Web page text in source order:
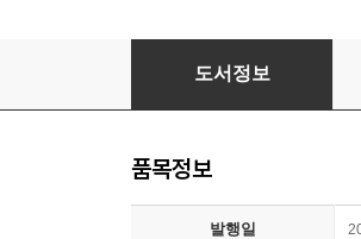
나는 87년생 초등교사입니
도서정보
품목정보
발행일